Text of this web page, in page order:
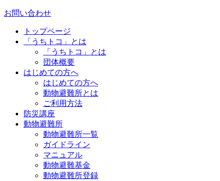
お問い合わせ
トップページ
「うちトコ」とは
「うちトコ」とは
団体概要
はじめての方へ
はじめての方へ
動物避難所とは
ご利用方法
防災講座
動物避難所
動物避難所一覧
ガイドライン
マニュアル
動物避難基金
動物避難所登録